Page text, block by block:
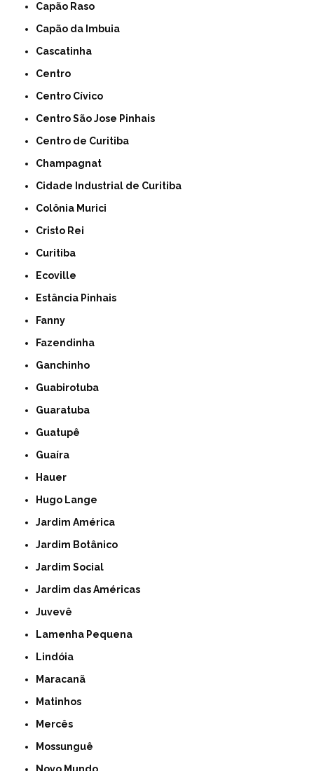
Capão Raso
Capão da Imbuia
Cascatinha
Centro
Centro Cívico
Centro São Jose Pinhais
Centro de Curitiba
Champagnat
Cidade Industrial de Curitiba
Colônia Murici
Cristo Rei
Curitiba
Ecoville
Estância Pinhais
Fanny
Fazendinha
Ganchinho
Guabirotuba
Guaratuba
Guatupê
Guaíra
Hauer
Hugo Lange
Jardim América
Jardim Botânico
Jardim Social
Jardim das Américas
Juvevê
Lamenha Pequena
Lindóia
Maracanã
Matinhos
Mercês
Mossunguê